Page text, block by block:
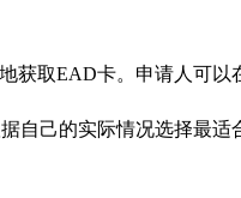
取EAD卡。申请人可
自己的实际情况选择最适